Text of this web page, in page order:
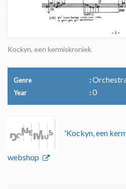
Kockyn, een kermiskroniek
Genre
Year 0
'Kockyn, een
webshop